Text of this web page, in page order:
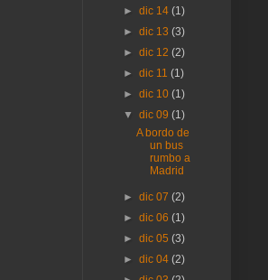
► dic 14 (1)
► dic 13 (3)
► dic 12 (2)
► dic 11 (1)
► dic 10 (1)
▼ dic 09 (1)
A bordo de
un bus
rumbo a
Madrid
► dic 07 (2)
► dic 06 (1)
► dic 05 (3)
► dic 04 (2)